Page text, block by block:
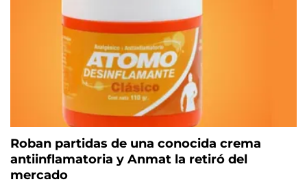
Roban partidas de una conocida crema
antiinflamatoria y Anmat la retiró del
mercado